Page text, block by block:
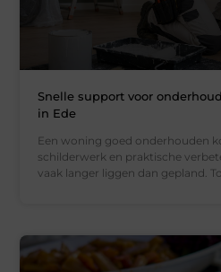
Snelle support voor
in Ede
Een woning goed onderhouden
schilderwerk en praktische
vaak langer liggen dan gepland.